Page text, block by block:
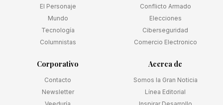
El Personaje
Mundo
Tecnología
Columnistas
Conflicto Armado
Elecciones
Ciberseguridad
Comercio Electronico
Corporativo
Contacto
Newsletter
Acerca de
Somos la Gran Noticia
Línea Editorial